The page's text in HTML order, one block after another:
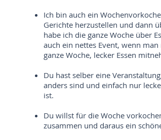
Ich bin auch ein
Gerichte herzustellen und dann
habe ich die ganze Woche über
auch ein nettes Event, wenn
ganze Woche, lecker Essen
Du hast selber eine
anders sind und einfach nur
ist.
Du willst für die Woche
zusammen und daraus ein